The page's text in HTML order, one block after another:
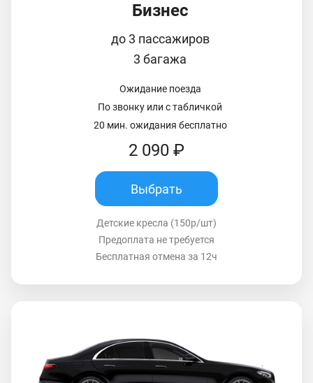
Бизнес
до 3 пассажиров
3 багажа
Ожидание поезда
По звонку или с табличкой
20 мин. ожидания бесплатно
2 090 ₽
Выбрать
Детские кресла (150р/шт)
Предоплата не требуется
Бесплатная отмена за 12ч